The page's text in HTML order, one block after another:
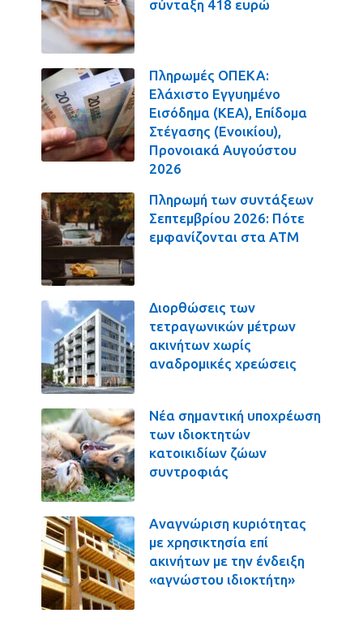
σύνταξη 418 ευρώ
Πληρωμές ΟΠΕΚΑ:
Ελάχιστο Εγγυημένο
Εισόδημα (ΚΕΑ), Επίδομα
Στέγασης (Ενοικίου),
Προνοιακά Αυγούστου
2026
Πληρωμή των συντάξεων
Σεπτεμβρίου 2026: Πότε
εμφανίζονται στα ΑΤΜ
Διορθώσεις των
τετραγωνικών μέτρων
ακινήτων χωρίς
αναδρομικές χρεώσεις
Νέα σημαντική υποχρέωση
των ιδιοκτητών
κατοικιδίων ζώων
συντροφιάς
Αναγνώριση κυριότητας
με χρησικτησία επί
ακινήτων με την ένδειξη
«αγνώστου ιδιοκτήτη»